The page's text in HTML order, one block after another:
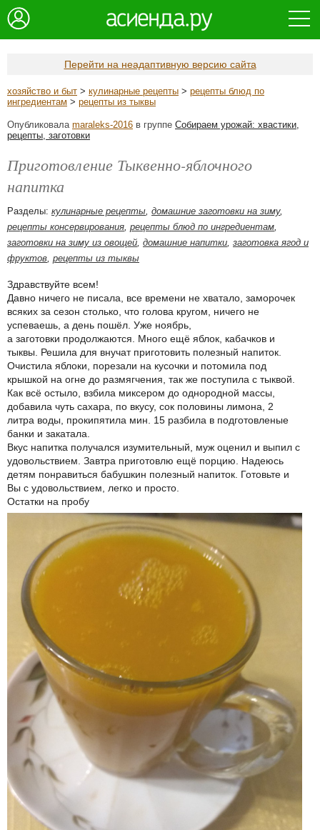
Перейти на неадаптивную версию сайта
хозяйство и быт > кулинарные рецепты > рецепты блюд по
ингредиентам > рецепты из тыквы
Опубликовала maraleks-2016 в группе Собираем урожай: хвастики,
рецепты, заготовки
Приготовление Тыквенно-яблочного
напитка
Разделы: кулинарные рецепты, домашние заготовки на зиму,
рецепты консервирования, рецепты блюд по ингредиентам,
заготовки на зиму из овощей, домашние напитки, заготовка ягод и
фруктов, рецепты из тыквы
Здравствуйте всем!
Давно ничего не писала, все времени не хватало, заморочек
всяких за сезон столько, что голова кругом, ничего не
успеваешь, а день пошёл. Уже ноябрь,
а заготовки продолжаются. Много ещё яблок, кабачков и
тыквы. Решила для внучат приготовить полезный напиток.
Очистила яблоки, порезали на кусочки и потомила под
крышкой на огне до размягчения, так же поступила с тыквой.
Как всё остыло, взбила миксером до однородной массы,
добавила чуть сахара, по вкусу, сок половины лимона, 2
литра воды, прокипятила мин. 15 разбила в подготовленые
банки и закатала.
Вкус напитка получался изумительный, муж оценил и выпил с
удовольствием. Завтра приготовлю ещё порцию. Надеюсь
детям понравиться бабушкин полезный напиток. Готовьте и
Вы с удовольствием, легко и просто.
Остатки на пробу